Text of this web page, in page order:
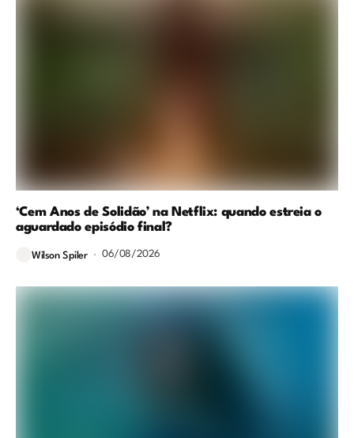
‘Cem Anos de Solidão’ na Netflix: quando estreia o
aguardado episódio final?
Wilson Spiler 06/08/2026